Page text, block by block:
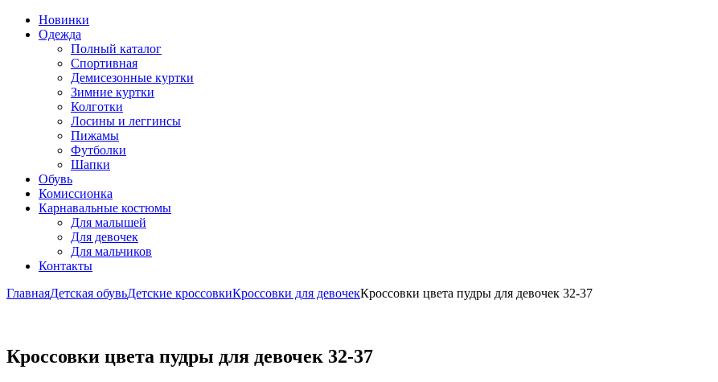
Новинки
Одежда
Полный каталог
Спортивная
Демисезонные куртки
Зимние куртки
Колготки
Лосины и леггинсы
Пижамы
Футболки
Шапки
Обувь
Комиссионка
Карнавальные костюмы
Для малышей
Для девочек
Для мальчиков
Контакты
ГлавнаяДетская обувьДетские кроссовкиКроссовки для девочекКроссовки цвета пудры для девочек 32-37
Кроссовки цвета пудры для девочек 32-37